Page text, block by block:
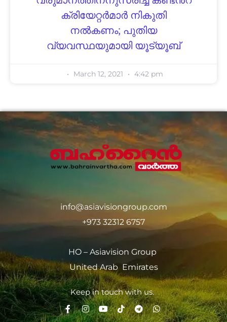
ക്രിയേറ്റർമാർ നികുതി
നൽകണം; പുതിയ
വ്യവസ്ഥയുമായി യൂട്യൂബ്
March 12, 2021 4:42 pm
info@asiavisiongroup.com
+973 32312 6757
HO – Asiavision Group
United Arab Emirates
Keep in touch with us.